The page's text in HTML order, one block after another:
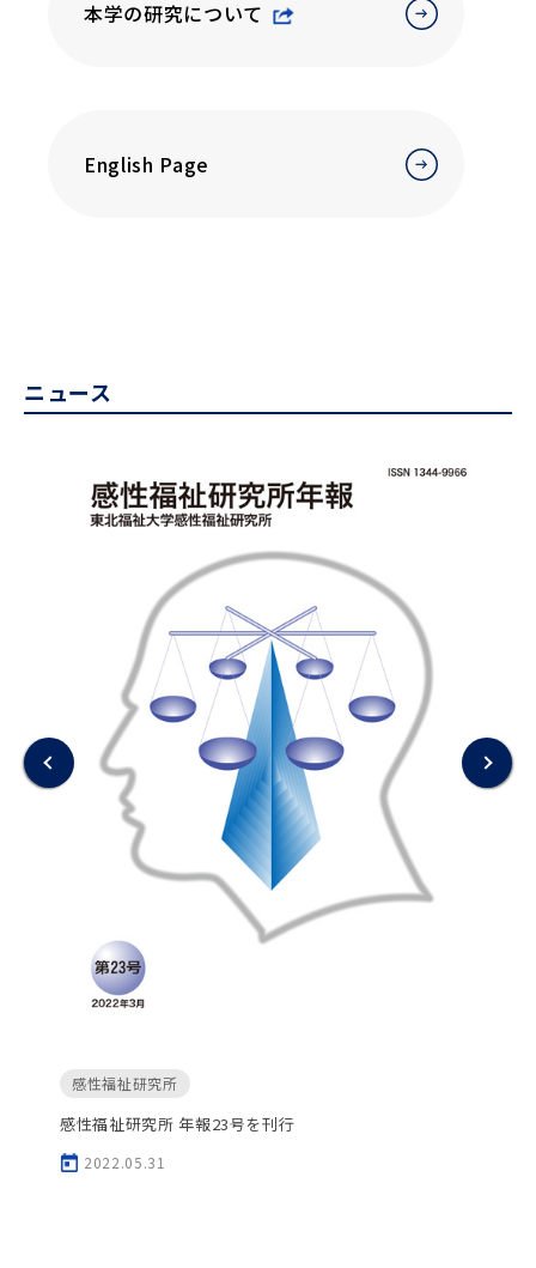
本学の研究について
English Page
ニュース
感性福祉研究所
感性福祉研究所 年報23号を刊行
2022.05.31